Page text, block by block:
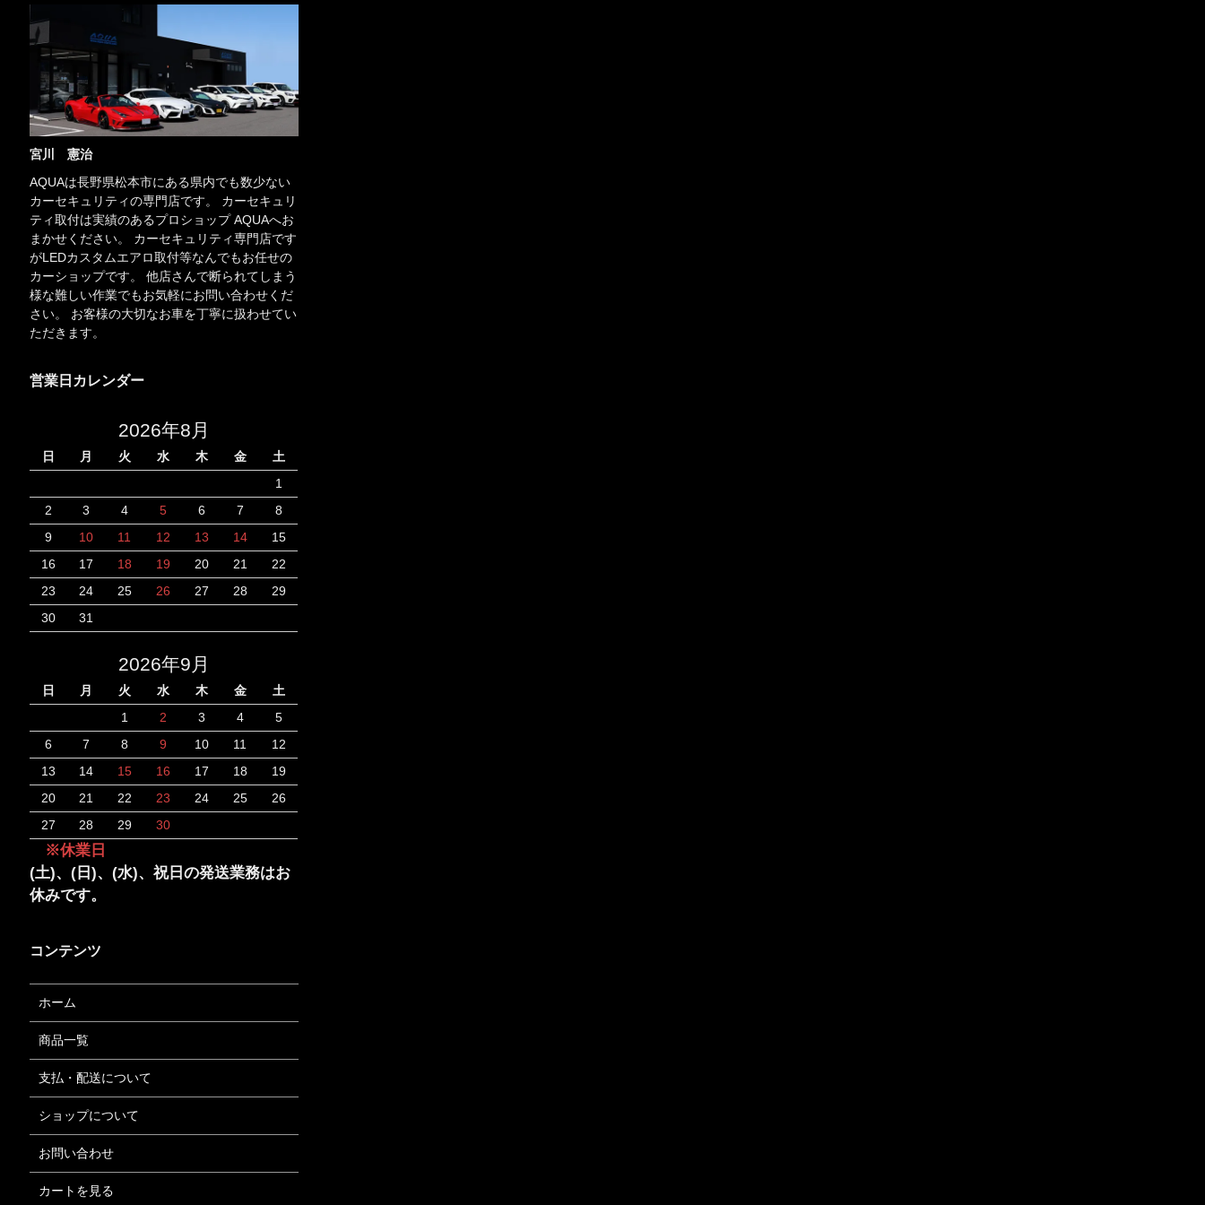
宮川 憲治
AQUAは長野県松本市にある県内でも数少ない
カーセキュリティの専門店です。 カーセキュリ
ティ取付は実績のあるプロショップ AQUAへお
まかせください。 カーセキュリティ専門店です
がLEDカスタムエアロ取付等なんでもお任せの
カーショップです。 他店さんで断られてしまう
様な難しい作業でもお気軽にお問い合わせくだ
さい。 お客様の大切なお車を丁寧に扱わせてい
ただきます。
営業日カレンダー
2026年8月
日 月 火 水 木 金
土
1
2
3 4 5 6 7
8
9
10 11 12 13 14
15
16
17 18 19 20 21
22
23
24 25 26 27 28
29
30
31
2026年9月
日 月 火 水 木 金
土
1
2 3 4
5
6
7 8 9 10 11
12
13
14 15 16 17 18
19
20
21 22 23 24 25
26
27
28 29 30
※休業日
(土)、(日)、(水)、祝日の発送業務はお
休みです。
コンテンツ
ホーム
商品一覧
支払・配送について
ショップについて
お問い合わせ
カートを見る